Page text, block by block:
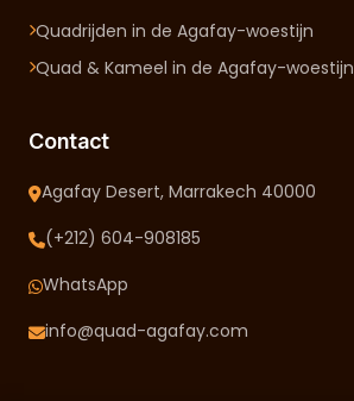
Quadrijden in de Agafay-woestijn
Quad & Kameel in de Agafay-woestijn
Contact
Agafay Desert, Marrakech 40000
(+212) 604-908185
WhatsApp
info@quad-agafay.com